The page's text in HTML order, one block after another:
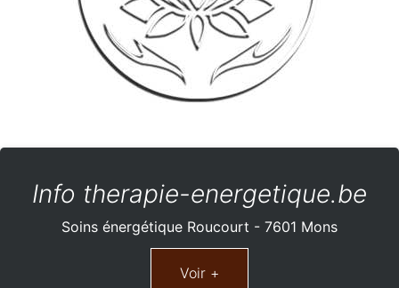
Info therapie-energetique.be
Soins énergétique Roucourt - 7601 Mons